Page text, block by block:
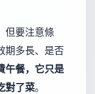
但要注意條
期多長、是否
午餐，它只是
對了菜。